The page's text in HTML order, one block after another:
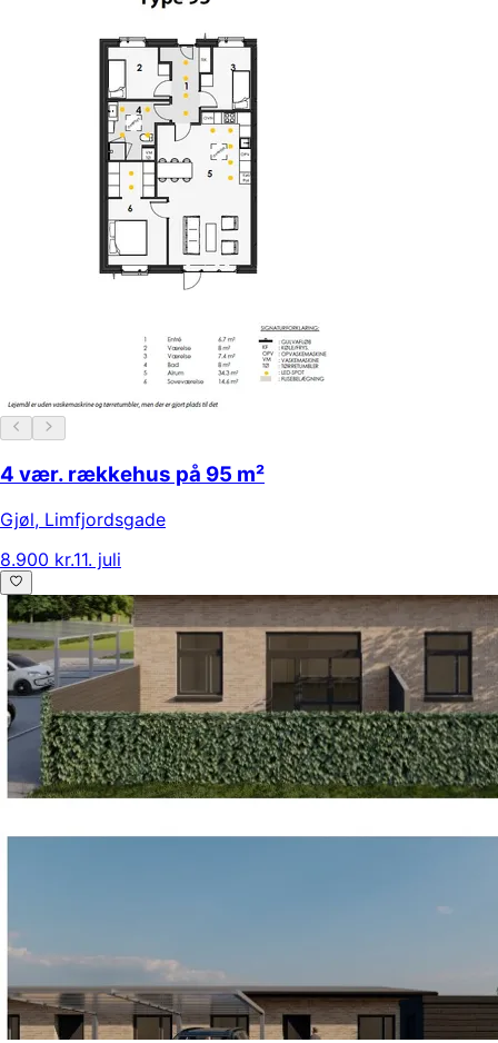
4 vær. rækkehus på 95 m²
Gjøl, Limfjordsgade
8.900 kr.11. juli